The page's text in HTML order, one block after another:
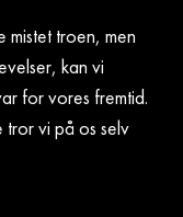
mistet troen, men
kan vi
for vores fremtid.
tror vi på os selv